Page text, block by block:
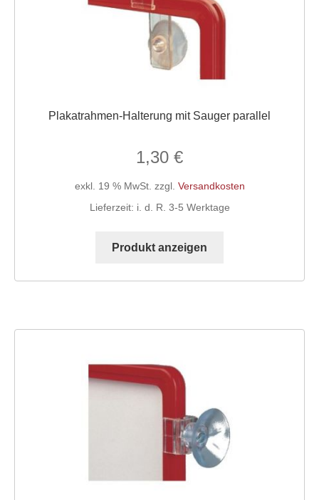
Plakatrahmen-Halterung mit Sauger parallel
1,30 €
exkl. 19 % MwSt. zzgl. Versandkosten
Lieferzeit: i. d. R. 3-5 Werktage
Produkt anzeigen